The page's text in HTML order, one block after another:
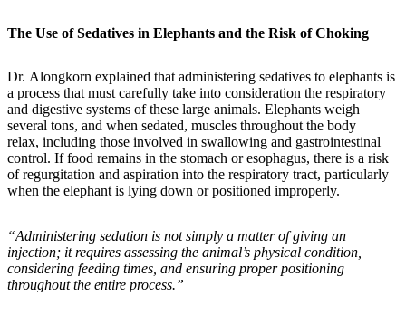
The Use of Sedatives in Elephants and the Risk of Choking
Dr. Alongkorn explained that administering sedatives to elephants is
a process that must carefully take into consideration the respiratory
and digestive systems of these large animals. Elephants weigh
several tons, and when sedated, muscles throughout the body
relax, including those involved in swallowing and gastrointestinal
control. If food remains in the stomach or esophagus, there is a risk
of regurgitation and aspiration into the respiratory tract, particularly
when the elephant is lying down or positioned improperly.
“Administering sedation is not simply a matter of giving an
injection; it requires assessing the animal’s physical condition,
considering feeding times, and ensuring proper positioning
throughout the entire process.”